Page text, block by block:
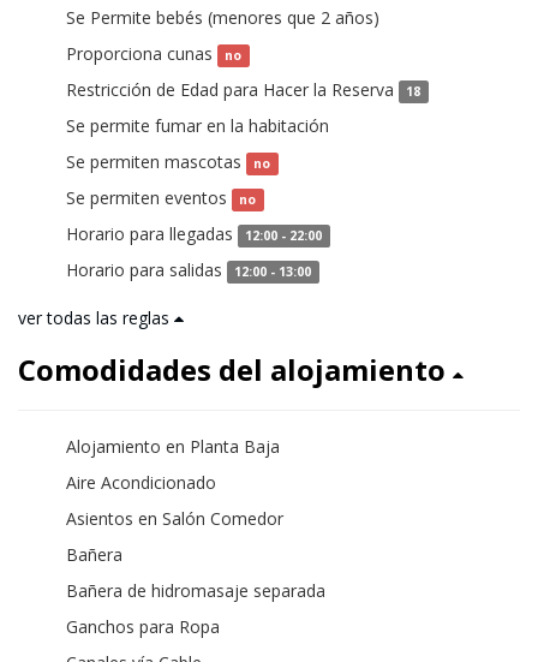
Se Permite bebés (menores que 2 años)
Proporciona cunas no
Restricción de Edad para Hacer la Reserva 18
Se permite fumar en la habitación
Se permiten mascotas no
Se permiten eventos no
Horario para llegadas 12:00 - 22:00
Horario para salidas 12:00 - 13:00
ver todas las reglas
Comodidades del alojamiento
Alojamiento en Planta Baja
Aire Acondicionado
Asientos en Salón Comedor
Bañera
Bañera de hidromasaje separada
Ganchos para Ropa